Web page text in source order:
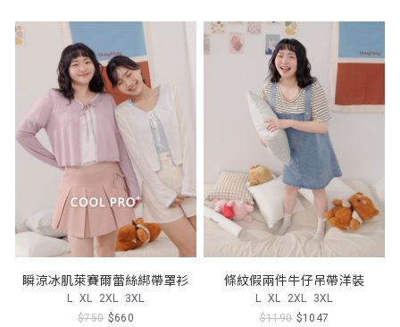
瞬涼冰肌萊賽爾蕾絲綁帶罩衫
L XL 2XL 3XL
$750 $660
條紋假兩件牛仔吊帶洋裝
L XL 2XL 3XL
$1190 $1047